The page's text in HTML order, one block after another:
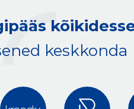
keskkonda